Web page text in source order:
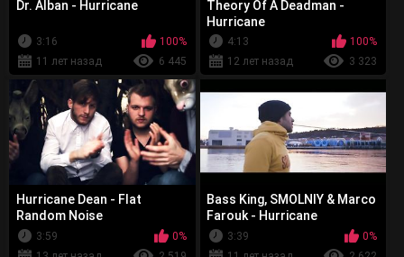
Dr. Alban - Hurricane
3:16
100%
11 лет назад
6 445
Theory Of A Deadman -
Hurricane
4:13
100%
12 лет назад
3 323
Hurricane Dean - Flat
Random Noise
3:59
0%
Bass King, SMOLNIY & Marco
Farouk - Hurricane
3:39
0%